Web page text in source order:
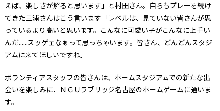
えば、楽しさが解ると思います」と村田さん。自らもプレーを続け
てきた三浦さんはこう言います「レベルは、見ていない皆さんが思
っているより高いと思います。こんなに可愛い子がこんなに上手い
んだ......スッゲェなぁって思っちゃいます。皆さん、どんどんスタジ
アムに来てほしいですね」
ボランティアスタッフの皆さんは、ホームスタジアムでの新たな出
会いを楽しみに、ＮＧＵラブリッジ名古屋のホームゲームに通いま
す。